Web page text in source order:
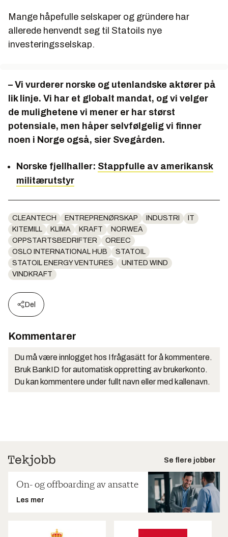
Mange håpefulle selskaper og gründere har
allerede henvendt seg til Statoils nye
investeringsselskap.
– Vi vurderer norske og utenlandske aktører på
lik linje. Vi har et globalt mandat, og vi velger
de mulighetene vi mener er har størst
potensiale, men håper selvfølgelig vi finner
noen i Norge også, sier Svegården.
Norske fjellhaller: Stappfulle av amerikansk
militærutstyr
CLEANTECH ENTREPRENØRSKAP INDUSTRI
IT
KITEMILL
KLIMA KRAFT
NORWEA
OPPSTARTSBEDRIFTER
OREEC
OSLO INTERNATIONAL HUB
STATOIL
STATOIL ENERGY VENTURES
UNITED WIND
VINDKRAFT
Del
Kommentarer
Du må være innlogget hos Ifrågasätt for å kommentere.
Bruk BankID for automatisk oppretting av brukerkonto.
Du kan kommentere under fullt navn eller med kallenavn.
Se flere jobber
On- og offboarding av ansatte
Les mer